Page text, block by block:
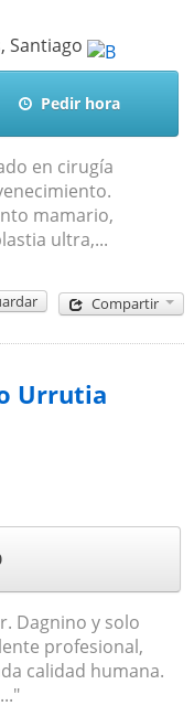
, Santiago
Pedir hora
en cirugía
mamario,
ultra,...
Compartir
Urrutia
Dagnino y solo
profesional,
calidad humana.